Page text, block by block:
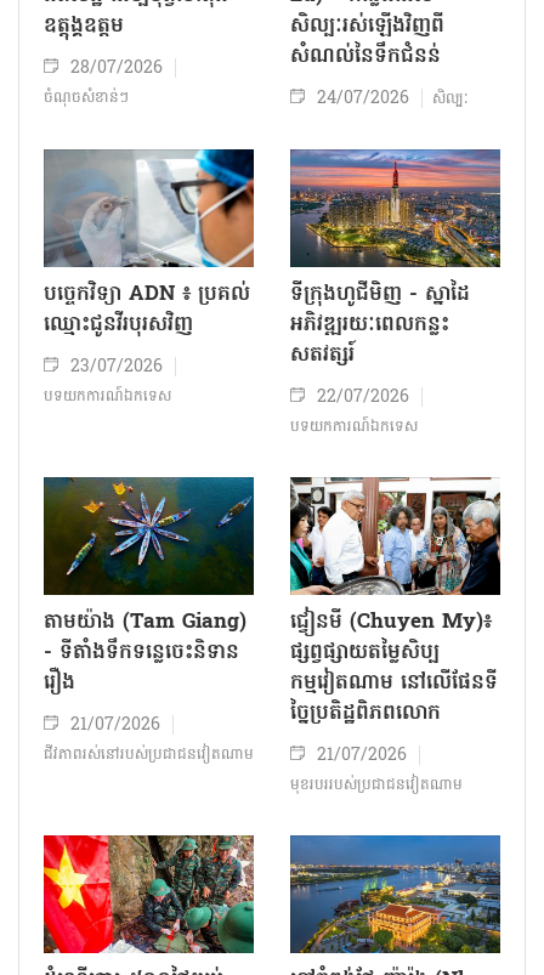
ឧត្តុង្គឧត្តម
28/07/2026
ចំណុចសំខាន់ៗ
សិល្បៈរស់ឡើងវិញពី
សំណល់នៃទឹកជំនន់
24/07/2026 សិល្បៈ
បច្ចេកវិទ្យា ADN ៖ ប្រគល់
ឈ្មោះជូនវីរបុរសវិញ
23/07/2026
បទយកការណ៍ឯកទេស
ទីក្រុងហូជីមិញ - ស្នាដៃ
អភិវឌ្ឍរយៈពេលកន្លះ
សតវត្សរ៍
22/07/2026
បទយកការណ៍ឯកទេស
តាមយ៉ាង (Tam Giang)
- ទីតាំងទឹកទន្លេចេះនិទាន
រឿង
21/07/2026
ជីវភាពរស់នៅរបស់ប្រជាជន​វៀតណាម
ជ្វៀនមី (Chuyen My)៖
ផ្សព្វផ្សាយតម្លៃសិប្ប
កម្មវៀតណាម នៅលើផែនទី
ច្នៃប្រតិដ្ឋពិភពលោក
21/07/2026
មុខរបររបស់ប្រជាជនវៀតណាម